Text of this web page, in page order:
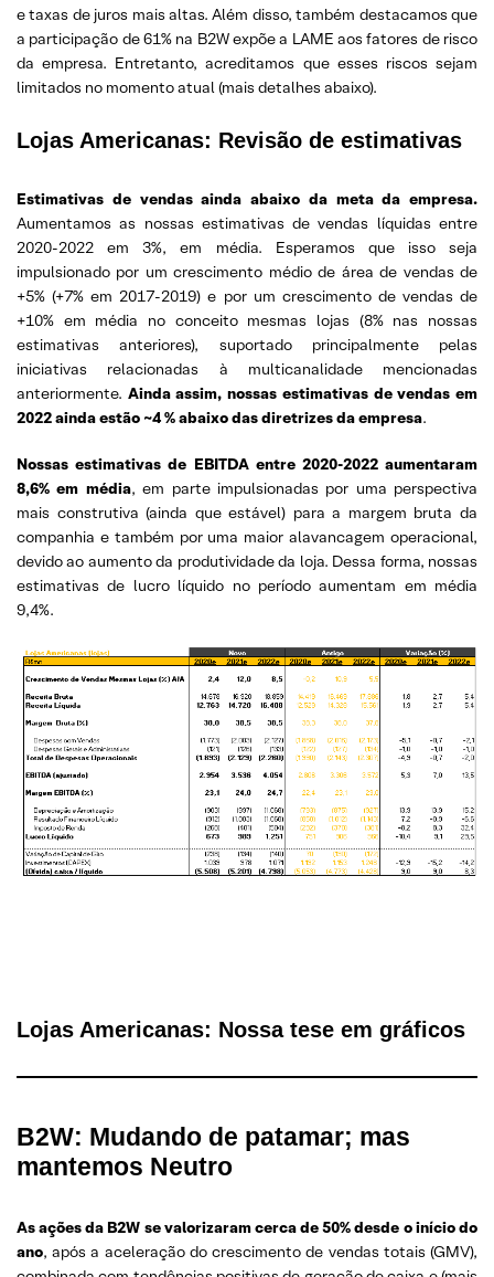
e taxas de juros mais altas. Além disso, também destacamos que
a participação de 61% na B2W expõe a LAME aos fatores de risco
da empresa. Entretanto, acreditamos que esses riscos sejam
limitados no momento atual (mais detalhes abaixo).
Lojas Americanas: Revisão de estimativas
Estimativas de vendas ainda abaixo da meta da empresa.
Aumentamos as nossas estimativas de vendas líquidas entre
2020-2022 em 3%, em média. Esperamos que isso seja
impulsionado por um crescimento médio de área de vendas de
+5% (+7% em 2017-2019) e por um crescimento de vendas de
+10% em média no conceito mesmas lojas (8% nas nossas
estimativas anteriores), suportado principalmente pelas
iniciativas relacionadas à multicanalidade mencionadas
anteriormente. Ainda assim, nossas estimativas de vendas em
2022 ainda estão ~4 % abaixo das diretrizes da empresa.
Nossas estimativas de EBITDA entre 2020-2022 aumentaram
8,6% em média, em parte impulsionadas por uma perspectiva
mais construtiva (ainda que estável) para a margem bruta da
companhia e também por uma maior alavancagem operacional,
devido ao aumento da produtividade da loja. Dessa forma, nossas
estimativas de lucro líquido no período aumentam em média
9,4%.
Lojas Americanas: Nossa tese em gráficos
B2W: Mudando de patamar; mas
mantemos Neutro
As ações da B2W se valorizaram cerca de 50% desde o início do
ano, após a aceleração do crescimento de vendas totais (GMV),